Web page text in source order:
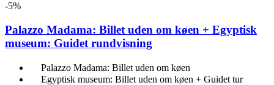
-5%
Palazzo Madama: Billet uden om køen + Egyptisk
museum: Guidet rundvisning
Palazzo Madama: Billet uden om køen
Egyptisk museum: Billet uden om køen + Guidet tur